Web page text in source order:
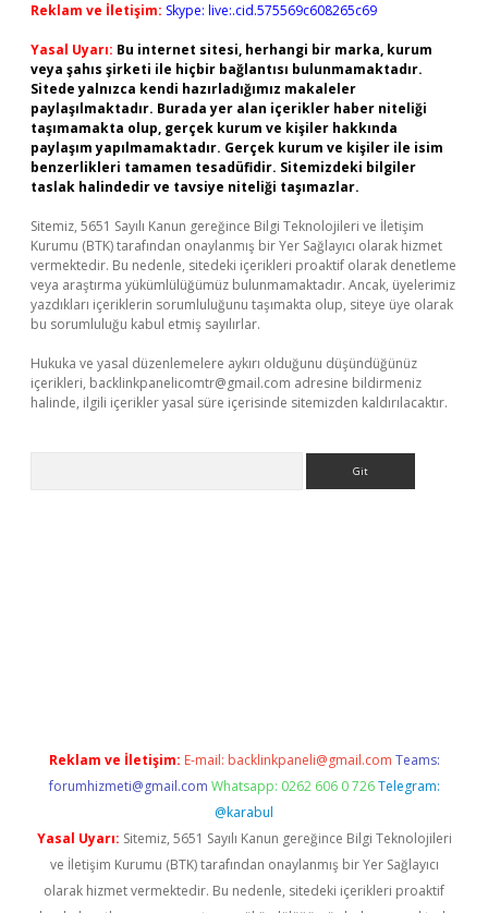
Reklam ve İletişim: Skype: live:.cid.575569c608265c69
Yasal Uyarı: Bu internet sitesi, herhangi bir marka, kurum
veya şahıs şirketi ile hiçbir bağlantısı bulunmamaktadır.
Sitede yalnızca kendi hazırladığımız makaleler
paylaşılmaktadır. Burada yer alan içerikler haber niteliği
taşımamakta olup, gerçek kurum ve kişiler hakkında
paylaşım yapılmamaktadır. Gerçek kurum ve kişiler ile isim
benzerlikleri tamamen tesadüfidir. Sitemizdeki bilgiler
taslak halindedir ve tavsiye niteliği taşımazlar.
Sitemiz, 5651 Sayılı Kanun gereğince Bilgi Teknolojileri ve İletişim
Kurumu (BTK) tarafından onaylanmış bir Yer Sağlayıcı olarak hizmet
vermektedir. Bu nedenle, sitedeki içerikleri proaktif olarak denetleme
veya araştırma yükümlülüğümüz bulunmamaktadır. Ancak, üyelerimiz
yazdıkları içeriklerin sorumluluğunu taşımakta olup, siteye üye olarak
bu sorumluluğu kabul etmiş sayılırlar.
Hukuka ve yasal düzenlemelere aykırı olduğunu düşündüğünüz
içerikleri, backlinkpanelicomtr@gmail.com adresine bildirmeniz
halinde, ilgili içerikler yasal süre içerisinde sitemizden kaldırılacaktır.
Reklam ve İletişim: E-mail: backlinkpaneli@gmail.com Teams:
forumhizmeti@gmail.com Whatsapp: 0262 606 0 726 Telegram:
@karabul
Yasal Uyarı: Sitemiz, 5651 Sayılı Kanun gereğince Bilgi Teknolojileri
ve İletişim Kurumu (BTK) tarafından onaylanmış bir Yer Sağlayıcı
olarak hizmet vermektedir. Bu nedenle, sitedeki içerikleri proaktif